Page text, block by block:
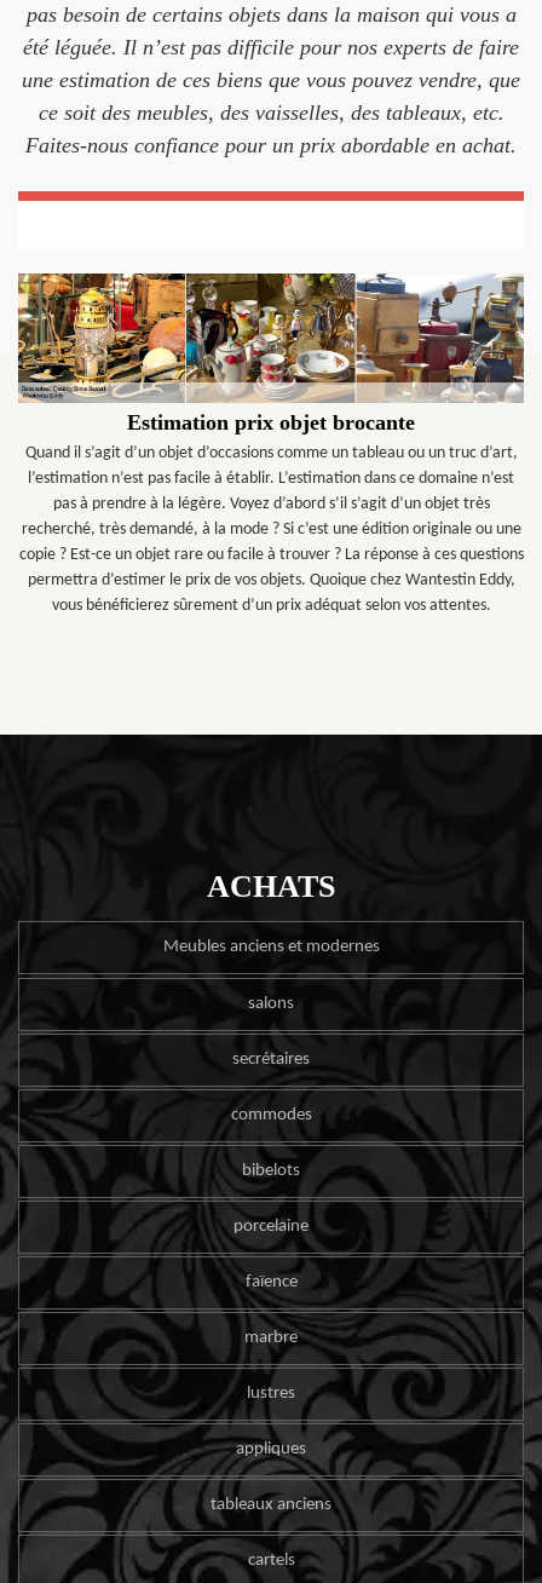
pas besoin de certains objets dans la maison qui vous a
été léguée. Il n’est pas difficile pour nos experts de faire
une estimation de ces biens que vous pouvez vendre, que
ce soit des meubles, des vaisselles, des tableaux, etc.
Faites-nous confiance pour un prix abordable en achat.
Estimation prix objet brocante
Quand il s’agit d’un objet d’occasions comme un tableau ou un truc d’art,
l’estimation n’est pas facile à établir. L’estimation dans ce domaine n’est
pas à prendre à la légère. Voyez d’abord s’il s’agit d’un objet très
recherché, très demandé, à la mode ? Si c’est une édition originale ou une
copie ? Est-ce un objet rare ou facile à trouver ? La réponse à ces questions
permettra d’estimer le prix de vos objets. Quoique chez Wantestin Eddy,
vous bénéficierez sûrement d’un prix adéquat selon vos attentes.
ACHATS
Meubles anciens et modernes
salons
secrétaires
commodes
bibelots
porcelaine
faïence
marbre
lustres
appliques
tableaux anciens
cartels